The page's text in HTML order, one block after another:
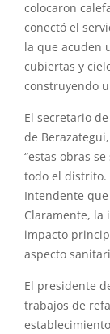
colocaron
conectó el
la que acuden
cubiertas y
construyendo
El secretario
de
“estas obras se
todo el distrito.
Intendente
Claramente, la
impacto
aspecto
El presidente
trabajos de